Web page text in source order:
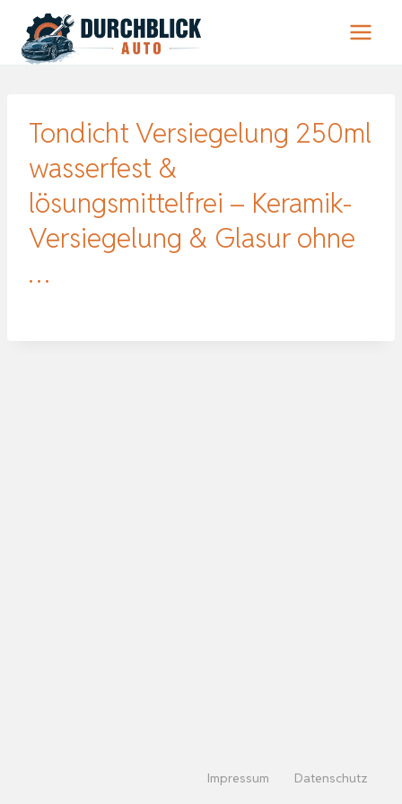
Inhalt
springen
Tondicht Versiegelung 250ml
wasserfest &
lösungsmittelfrei – Keramik-
Versiegelung & Glasur ohne
…
Impressum Datenschutz